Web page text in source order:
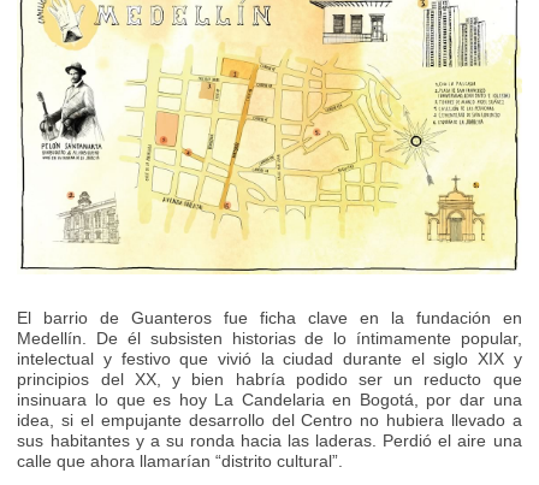
El barrio de Guanteros fue ficha clave en la fundación en
Medellín. De él subsisten historias de lo íntimamente popular,
intelectual y festivo que vivió la ciudad durante el siglo XIX y
principios del XX, y bien habría podido ser un reducto que
insinuara lo que es hoy La Candelaria en Bogotá, por dar una
idea, si el empujante desarrollo del Centro no hubiera llevado a
sus habitantes y a su ronda hacia las laderas. Perdió el aire una
calle que ahora llamarían “distrito cultural”.